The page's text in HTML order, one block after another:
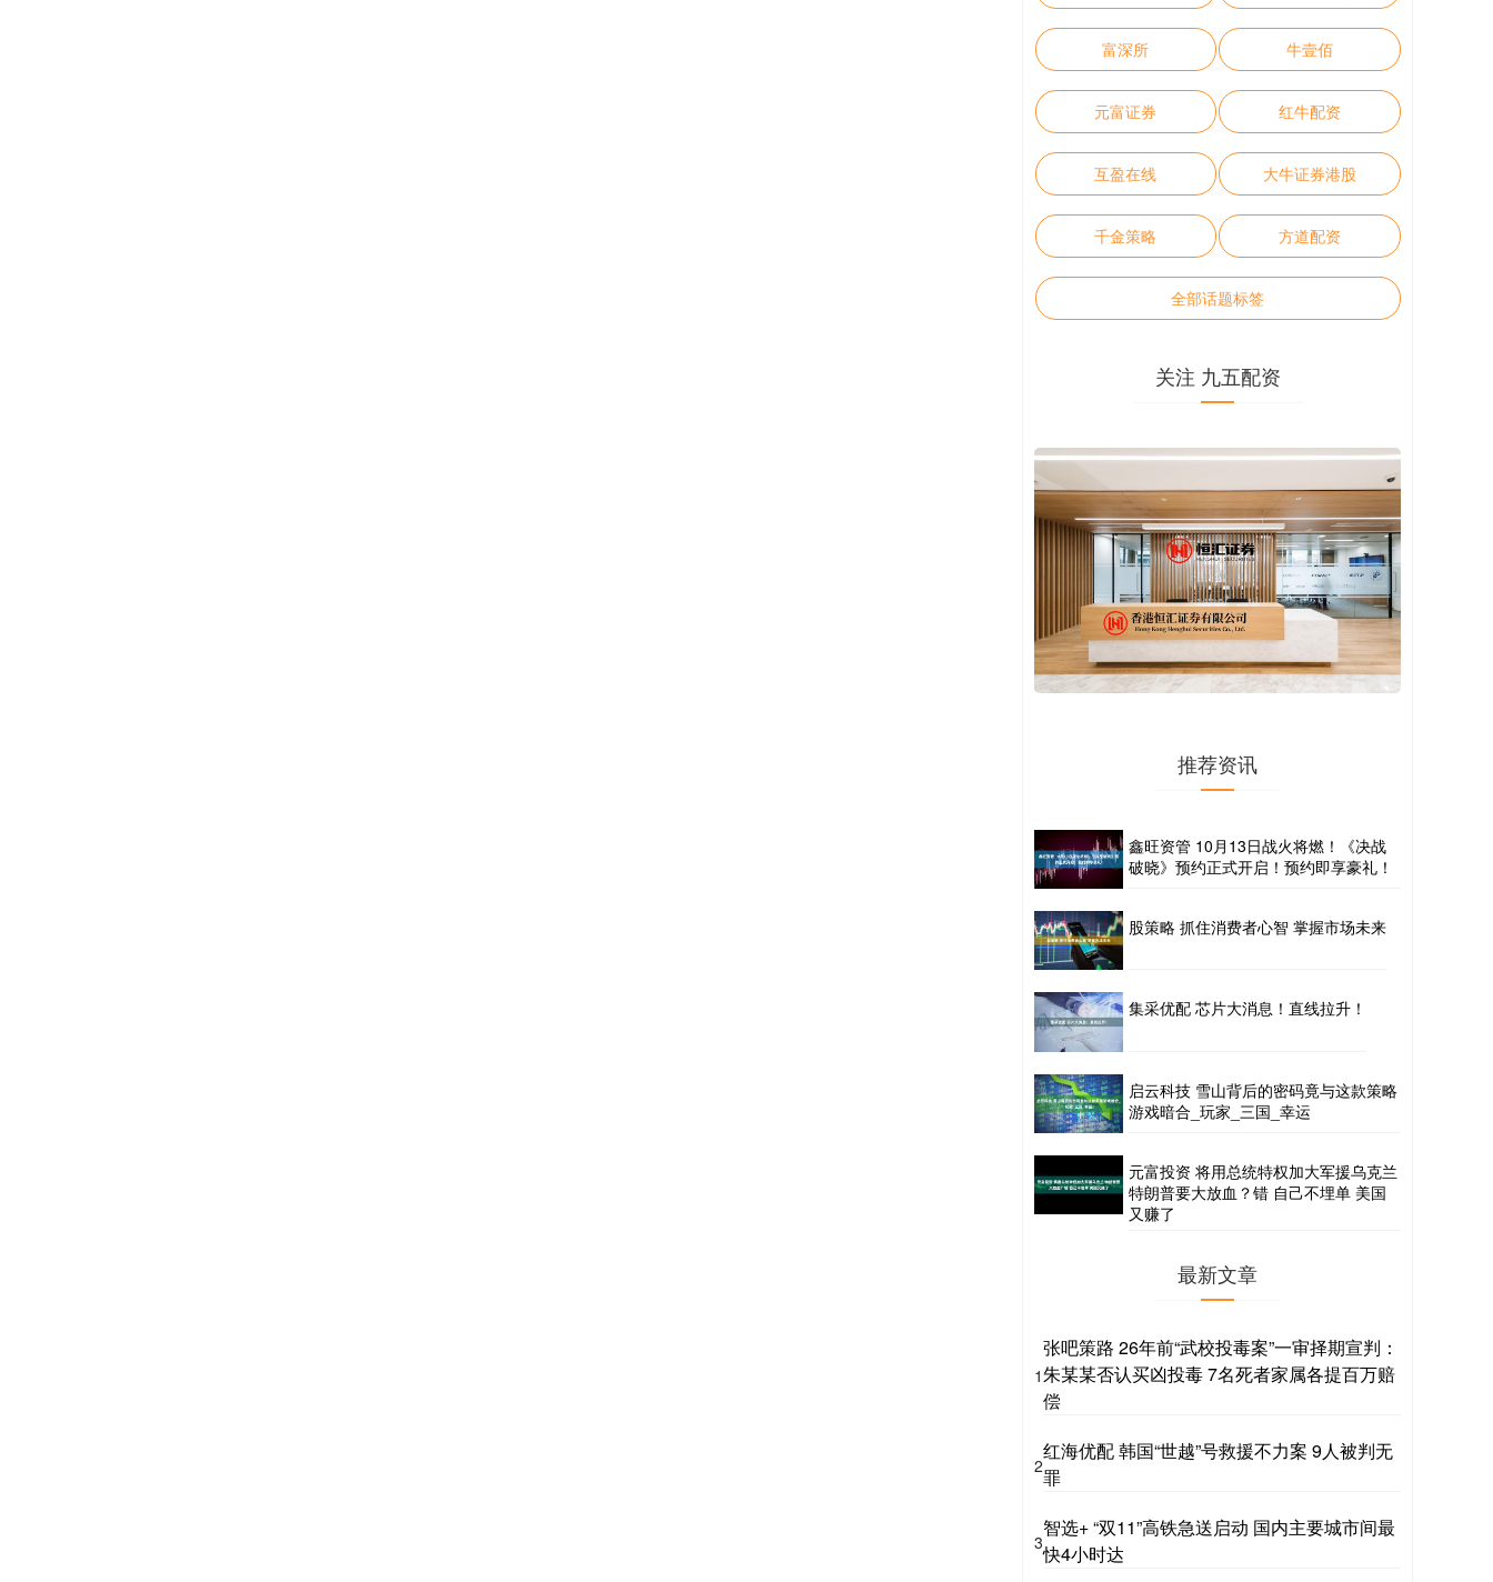
富深所 牛壹佰
元富证券 红牛配资
互盈在线 大牛证券港股
千金策略 方道配资
全部话题标签
关注 九五配资
推荐资讯
鑫旺资管 10月13日战火将燃！《决战
破晓》预约正式开启！预约即享豪礼！
股策略 抓住消费者心智 掌握市场未来
集采优配 芯片大消息！直线拉升！
启云科技 雪山背后的密码竟与这款策略
游戏暗合_玩家_三国_幸运
元富投资 将用总统特权加大军援乌克兰
特朗普要大放血？错 自己不埋单 美国
又赚了
最新文章
1
张吧策路 26年前“武校投毒案”一审择期宣判：
朱某某否认买凶投毒 7名死者家属各提百万赔
偿
2
红海优配 韩国“世越”号救援不力案 9人被判无
罪
3
智选+ “双11”高铁急送启动 国内主要城市间最
快4小时达